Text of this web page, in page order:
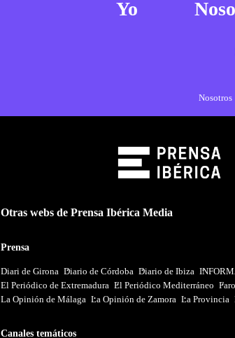
Yo
Nosotros
Otras webs de Prensa Ibérica Media
Prensa
Diari de Girona Diario de Córdoba Diario de Ibiza
El Periódico de Extremadura El Periódico Mediterráneo
La Opinión de Málaga La Opinión de Zamora La Provincia
Canales temáticos